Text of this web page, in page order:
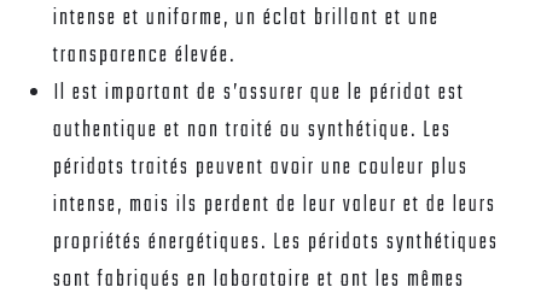
intense et uniforme, un éclat brillant et une
transparence élevée.
Il est important de s’assurer que le péridot est
authentique et non traité ou synthétique. Les
péridots traités peuvent avoir une couleur plus
intense, mais ils perdent de leur valeur et de leurs
propriétés énergétiques. Les péridots synthétiques
sont fabriqués en laboratoire et ont les mêmes